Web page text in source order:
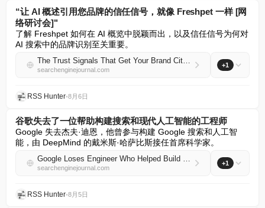
“让 AI 概述引用您品牌的信任信号，就像 Freshpet 一样 [网
络研讨会]"
了解 Freshpet 如何在 AI 概览中脱颖而出，以及信任信号为何对
AI 搜索中的品牌识别至关重要。
The Trust Signals That Get Your Brand Cited By AI Overviews, Just Like Freshpet [Webinar]
searchenginejournal.com
+1
RSS Hunter•8月6日
谷歌失去了一位帮助构建搜索和现代人工智能的工程师
Google 失去杰夫·迪恩，他曾参与构建 Google 搜索和人工智
能，由 DeepMind 的戴米斯·哈萨比斯接任首席科学家。
Google Loses Engineer Who Helped Build Search And Modern AI
searchenginejournal.com
+1
RSS Hunter•8月5日